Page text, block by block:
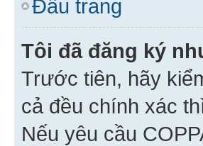
Đầu trang
Tôi đã đăng ký
Trước tiên, hãy
cả đều chính xác
Nếu yêu cầu